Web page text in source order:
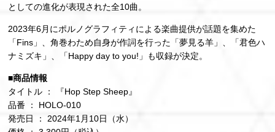
としての進化が表現された全10曲。
2023年6月にポルノグラフィティによる楽曲提供が話題を集めた
「Fins」、角巻わため自身が作詞を行った「夢見る羊」、「君色ハ
ナミズキ」、「Happy day to you!」も収録が決定。
■商品情報
タイトル ： 『Hop Step Sheep』
品番 ： HOLO-010
発売日 ： 2024年1月10日（水）